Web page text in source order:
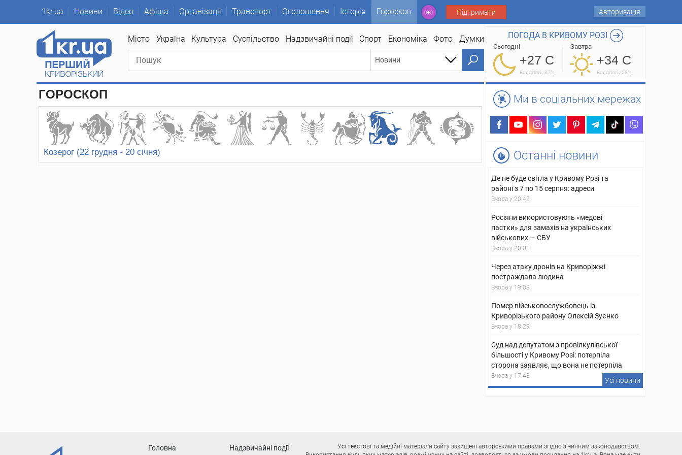
1kr.ua Новини Відео Афіша Організації Транспорт Оголошення Історія Гороскоп Підтримати Авторизація
Місто Україна Культура Суспільство Надзвичайні події Спорт Економіка Фото Думки
Новини
ГОРОСКОП
Козерог (22 грудня - 20 січня)
ПОГОДА В КРИВОМУ РОЗІ
Сьогодні
+27 C
Вологість: 37%
Завтра
+34 C
Вологість: 28%
Ми в соціальних мережах
Останні новини
Де не буде світла у Кривому Розі та
районі з 7 по 15 серпня: адреси
Вчора у 20:42
Росіяни використовують «медові
пастки» для замахів на українських
військових — СБУ
Вчора у 20:01
Через атаку дронів на Криворіжжі
постраждала людина
Вчора у 19:08
Помер військовослужбовець із
Криворізького району Олексій Зуєнко
Вчора у 18:29
Суд над депутатом з провілкулівської
більшості у Кривому Розі: потерпіла
сторона заявляє, що вона не потерпіла
Вчора у 17:48
Усі новини
Головна Надзвичайні події
Усі текстові та медійні матеріали сайту захищені авторськими правами згідно з чинним законодавством.